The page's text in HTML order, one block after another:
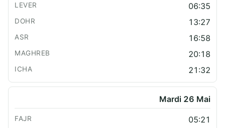
06:35
13:27
16:58
20:18
21:32
Mardi 26 Mai
05:21